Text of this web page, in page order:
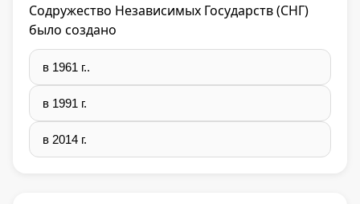
Содружество Независимых Государств (СНГ)
было создано
в 1961 г..
в 1991 г.
в 2014 г.